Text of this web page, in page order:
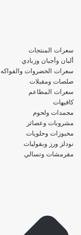
سعرات المنتجات
ألبان وأجبان وزبادي
سعرات الخضروات والفواكه
صلصات ومقبلات
سعرات المطاعم
كافيهات
مجمدات ولحوم
مشروبات وعصائر
مخبوزات وحلويات
نودلز ورز وبقوليات
مقرمشات وتسالي